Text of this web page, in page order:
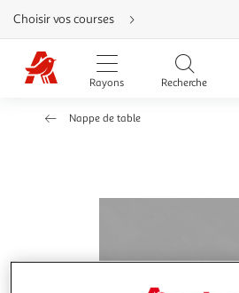
Aller
directement
au
contenu
Aller
directement
Aller
Choisir vos courses
Rayons Recherche
Nappe de table